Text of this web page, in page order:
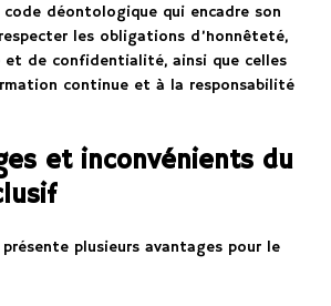
déontologique qui encadre son
les obligations d’honnêteté,
et de confidentialité, ainsi que celles
continue et à la responsabilité
et inconvénients du
plusieurs avantages pour le